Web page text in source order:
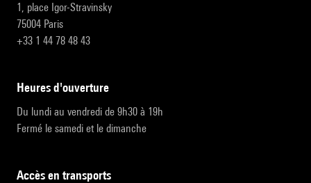
1, place Igor-Stravinsky
75004 Paris
+33 1 44 78 48 43
heures d'ouverture
Du lundi au vendredi de 9h30 à 19h
Fermé le samedi et le dimanche
accès en transports